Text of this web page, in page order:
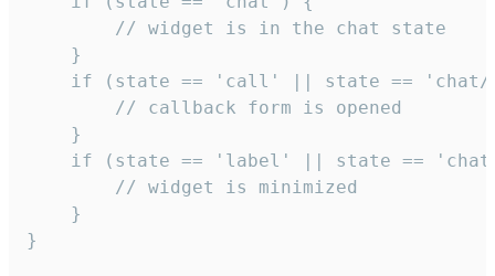
        // widget is in the chat state
    }
if (state == 'call' || state ==
        // callback form is opened
    }
if (state == 'label' || state ==
        // widget is minimized
    }
}